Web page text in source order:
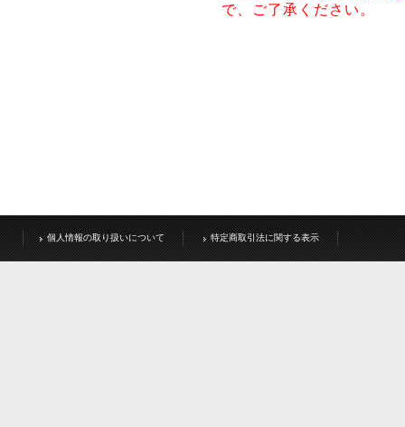
で、ご了承ください。
個人情報の取り扱いについて 特定商取引法に関する表示